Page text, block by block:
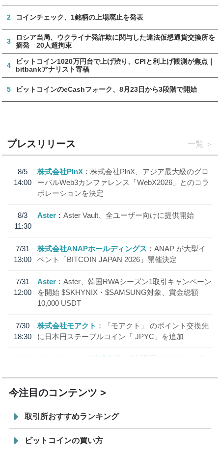
2 コインチェック、1銘柄の上場廃止を発表
3
ロシア当局、ウクライナ発詐欺に関与した違法仮想通貨交換所を
摘発 20人超拘束
4
ビットコイン1020万円台で上げ渋り、CPIと利上げ観測が焦点｜
bitbankアナリスト寄稿
5 ビットコインのeCashフォーク、8月23日から3段階で開始
プレスリリース 一覧
8/5
14:00
株式会社PlnX
株式会社PlnX、アジア最大級のグロ
ーバルWeb3カンファレンス「WebX2026」とのコラ
ボレーションを決定
8/3
11:30
Aster Aster Vault、全ユーザー向けに提供開始
7/31
13:00
株式会社ANAPホールディングス
ANAP が大型イ
ベント「BITCOIN JAPAN 2026」開催決定
7/31
12:00
Aster
Aster、韓国RWAシーズン1取引キャンペーン
を開始 $SKHYNIX・$SAMSUNG対象、賞金総額
10,000 USDT
7/30
18:30
株式会社モアクト
「モアクト」 のポイント交換先
に日本円ステーブルコイン「 JPYC」を追加
7/29
SBI VCトレード株式会社
信託型円建てステーブル
今注目のコンテンツ
取引所おすすめランキング
ビットコインの買い方